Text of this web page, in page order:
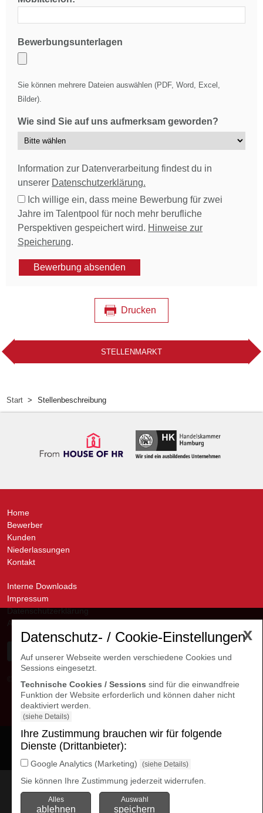
Bewerbungsunterlagen
Sie können mehrere Dateien auswählen (PDF, Word, Excel,
Bilder).
Wie sind Sie auf uns aufmerksam geworden?
Information zur Datenverarbeitung findest du in
unserer Datenschutzerklärung.
Ich willige ein, dass meine Bewerbung für zwei
Jahre im Talentpool für noch mehr berufliche
Perspektiven gespeichert wird. Hinweise zur
Speicherung.
Bewerbung absenden
Drucken
STELLENMARKT
Start Stellenbeschreibung
Home
Bewerber
Kunden
Niederlassungen
Kontakt
Interne Downloads
Impressum
Datenschutzerklärung
© avanti GmbH Kontakte Niederlassungen
x
Datenschutz- / Cookie-Einstellungen
Auf unserer Webseite werden verschiedene Cookies und
Sessions eingesetzt.
Technische Cookies / Sessions sind für die einwandfreie
Funktion der Website erforderlich und können daher nicht
deaktiviert werden.
(siehe Details)
Ihre Zustimmung brauchen wir für folgende
Dienste (Drittanbieter):
Google Analytics (Marketing) (siehe Details)
Sie können Ihre Zustimmung jederzeit widerrufen.
Alles
ablehnen
Auswahl
speichern
Cookie Einstellungen
öffnen